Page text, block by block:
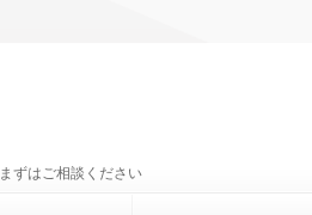
ずはご相談ください